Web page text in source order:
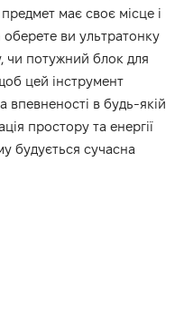
має своє місце і
оберете ви ультратонку
чи потужний блок для
цей інструмент
впевненості в будь-якій
простору та енергії
будується сучасна